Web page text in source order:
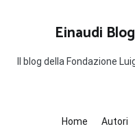
Einaudi Blog
Il blog della Fondazione
Home Autori